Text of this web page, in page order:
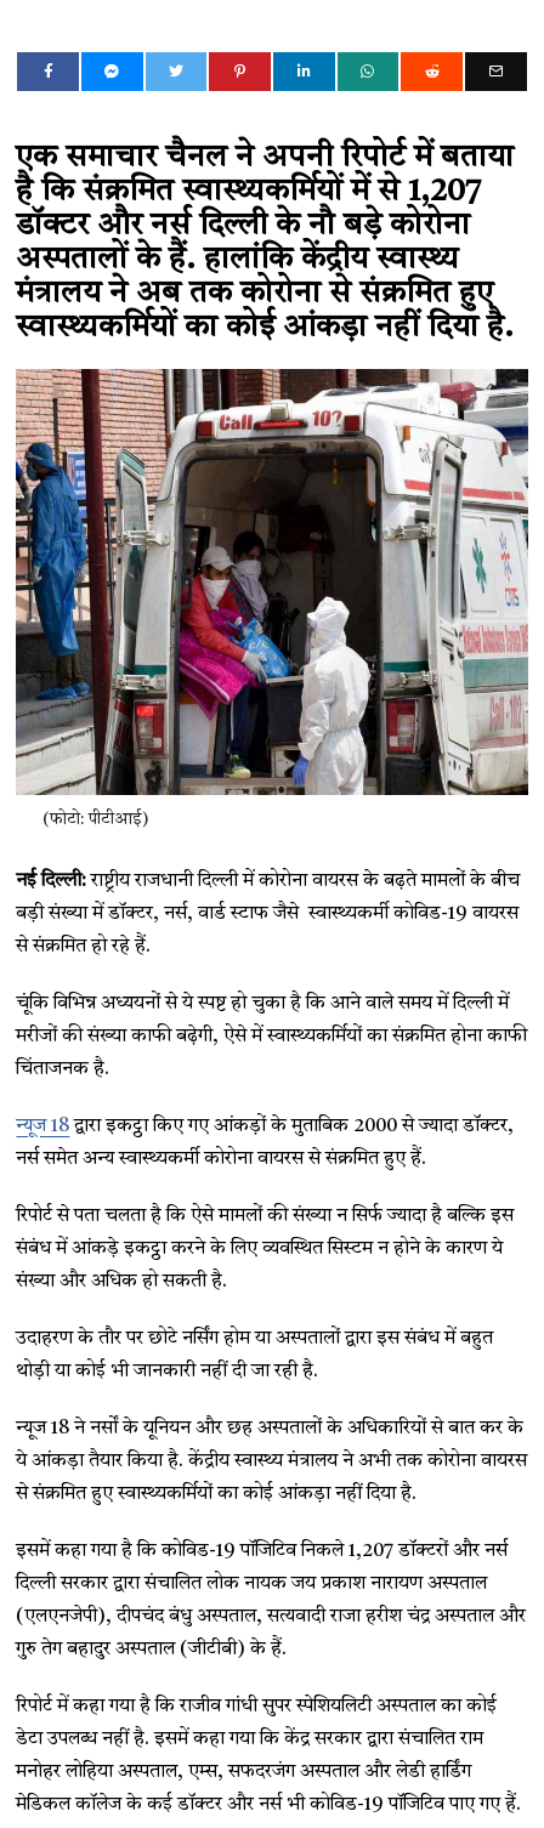
एक समाचार चैनल ने अपनी रिपोर्ट में बताया
है कि संक्रमित स्वास्थ्यकर्मियों में से 1,207
डॉक्टर और नर्स दिल्ली के नौ बड़े कोरोना
अस्पतालों के हैं. हालांकि केंद्रीय स्वास्थ्य
मंत्रालय ने अब तक कोरोना से संक्रमित हुए
स्वास्थ्यकर्मियों का कोई आंकड़ा नहीं दिया है.
(फोटो: पीटीआई)
नई दिल्ली:राष्ट्रीय राजधानी दिल्ली में कोरोना वायरस के बढ़ते मामलों के बीच
बड़ी संख्या में डॉक्टर, नर्स, वार्ड स्टाफ जैसे स्वास्थ्यकर्मी कोविड-19 वायरस
से संक्रमित हो रहे हैं.
चूंकि विभिन्न अध्ययनों से ये स्पष्ट हो चुका है कि आने वाले समय में दिल्ली में
मरीजों की संख्या काफी बढ़ेगी, ऐसे में स्वास्थ्यकर्मियों का संक्रमित होना काफी
चिंताजनक है.
न्यूज 18द्वारा इकट्ठा किए गए आंकड़ों के मुताबिक 2000 से ज्यादा डॉक्टर,
नर्स समेत अन्य स्वास्थ्यकर्मी कोरोना वायरस से संक्रमित हुए हैं.
रिपोर्ट से पता चलता है कि ऐसे मामलों की संख्या न सिर्फ ज्यादा है बल्कि इस
संबंध में आंकड़े इकट्ठा करने के लिए व्यवस्थित सिस्टम न होने के कारण ये
संख्या और अधिक हो सकती है.
उदाहरण के तौर पर छोटे नर्सिंग होम या अस्पतालों द्वारा इस संबंध में बहुत
थोड़ी या कोई भी जानकारी नहीं दी जा रही है.
न्यूज 18 ने नर्सों के यूनियन और छह अस्पतालों के अधिकारियों से बात कर के
ये आंकड़ा तैयार किया है. केंद्रीय स्वास्थ्य मंत्रालय ने अभी तक कोरोना वायरस
से संक्रमित हुए स्वास्थ्यकर्मियों का कोई आंकड़ा नहीं दिया है.
इसमें कहा गया है कि कोविड-19 पॉजिटिव निकले 1,207 डॉक्टरों और नर्स
दिल्ली सरकार द्वारा संचालित लोक नायक जय प्रकाश नारायण अस्पताल
(एलएनजेपी), दीपचंद बंधु अस्पताल, सत्यवादी राजा हरीश चंद्र अस्पताल और
गुरु तेग बहादुर अस्पताल (जीटीबी) के हैं.
रिपोर्ट में कहा गया है कि राजीव गांधी सुपर स्पेशियलिटी अस्पताल का कोई
डेटा उपलब्ध नहीं है. इसमें कहा गया कि केंद्र सरकार द्वारा संचालित राम
मनोहर लोहिया अस्पताल, एम्स, सफदरजंग अस्पताल और लेडी हार्डिंग
मेडिकल कॉलेज के कई डॉक्टर और नर्स भी कोविड-19 पॉजिटिव पाए गए हैं.